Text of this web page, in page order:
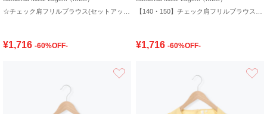
¥1,716 -60%OFF- ¥1,716 -60%OFF-